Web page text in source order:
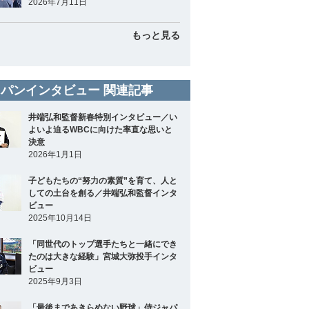
2026年7月11日
もっと見る
ンインタビュー 関連記事
井端弘和監督新春特別インタビュー／い
よいよ迫るWBCに向けた率直な思いと
決意
2026年1月1日
子どもたちの“努力の素質”を育て、人と
しての土台を創る／井端弘和監督インタ
ビュー
2025年10月14日
「同世代のトップ選手たちと一緒にでき
たのは大きな経験」宮城大弥投手インタ
ビュー
2025年9月3日